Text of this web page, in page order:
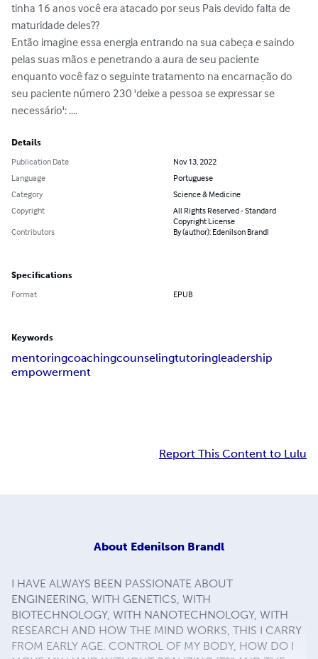
tinha 16 anos você era atacado por seus Pais devido falta de
maturidade deles??
Então imagine essa energia entrando na sua cabeça e saindo
pelas suas mãos e penetrando a aura de seu paciente
enquanto você faz o seguinte tratamento na encarnação do
seu paciente número 230 'deixe a pessoa se expressar se
necessário': ....
Details
Publication Date
Nov 13, 2022
Language
Portuguese
Category
Science & Medicine
Copyright
All Rights Reserved - Standard
Copyright License
Contributors
By (author): Edenilson Brandl
Specifications
Format EPUB
Keywords
mentoringcoachingcounselingtutoringleadership
empowerment
Report This Content to Lulu
About Edenilson Brandl
I HAVE ALWAYS BEEN PASSIONATE ABOUT
ENGINEERING, WITH GENETICS, WITH
BIOTECHNOLOGY, WITH NANOTECHNOLOGY, WITH
RESEARCH AND HOW THE MIND WORKS, THIS I CARRY
FROM EARLY AGE. CONTROL OF MY BODY, HOW DO I